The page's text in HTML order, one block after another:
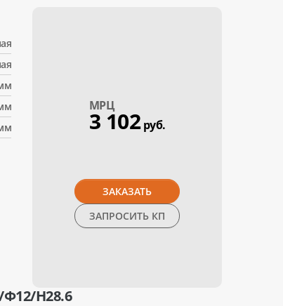
МPЦ
3 102руб.
ЗАКАЗАТЬ
ЗАПРОСИТЬ КП
H28.6